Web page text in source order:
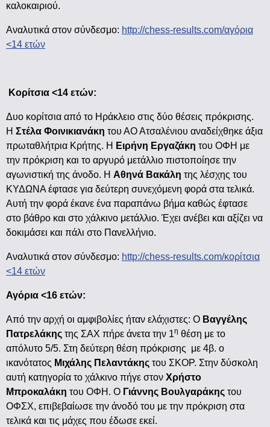
καλοκαιριού.
Αναλυτικά στον σύνδεσμο: http://chess-results.com/αγόρια
<14 ετών
Κορίτσια <14 ετών:
Δυο κορίτσια από το Ηράκλειο στις δύο θέσεις πρόκρισης.
Η Στέλα Φοινικιανάκη του ΑΟ Ατσαλένιου αναδείχθηκε άξια
πρωταθλήτρια Κρήτης. Η Ειρήνη Εργαζάκη του ΟΦΗ με
την πρόκριση και το αργυρό μετάλλιο πιστοποίησε την
αγωνιστική της άνοδο. Η Αθηνά Βακάλη της λέσχης του
ΚΥΔΩΝΑ έφτασε για δεύτερη συνεχόμενη φορά στα τελικά.
Αυτή την φορά έκανε ένα παραπάνω βήμα καθώς έφτασε
στο βάθρο και στο χάλκινο μετάλλιο. Έχει ανέβει και αξίζει να
δοκιμάσει και πάλι στο Πανελλήνιο.
Αναλυτικά στον σύνδεσμο: http://chess-results.com/κορίτσια
<14 ετών
Αγόρια <16 ετών:
Από την αρχή οι αμφιβολίες ήταν ελάχιστες: Ο Βαγγέλης
Πατρελάκης της ΣΑΧ πήρε άνετα την 1η θέση με το
απόλυτο 5/5. Στη δεύτερη θέση πρόκρισης με 4β. ο
ικανότατος Μιχάλης Πελαντάκης του ΣΚΟΡ. Στην δύσκολη
αυτή κατηγορία το χάλκινο πήγε στον Χρήστο
Μπροκαλάκη του ΟΦΗ. Ο Γιάννης Βουλγαράκης του
ΟΦΣΧ, επιβεβαίωσε την άνοδό του με την πρόκριση στα
τελικά και τις μάχες που έδωσε εκεί.